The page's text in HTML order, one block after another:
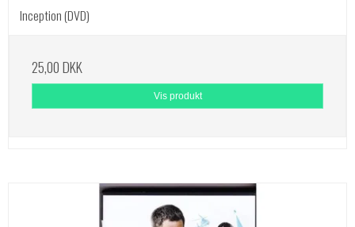
Inception (DVD)
25,00 DKK
Vis produkt